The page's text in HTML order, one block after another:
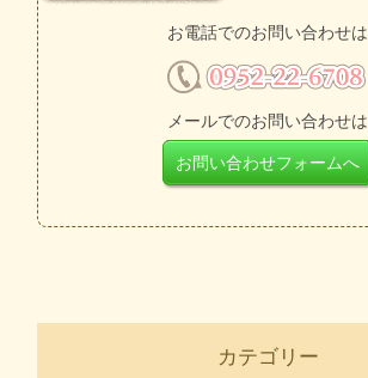
お電話でのお問い合わせは
メールでのお問い合わせは
お問い合わせフォームへ
カテゴリー